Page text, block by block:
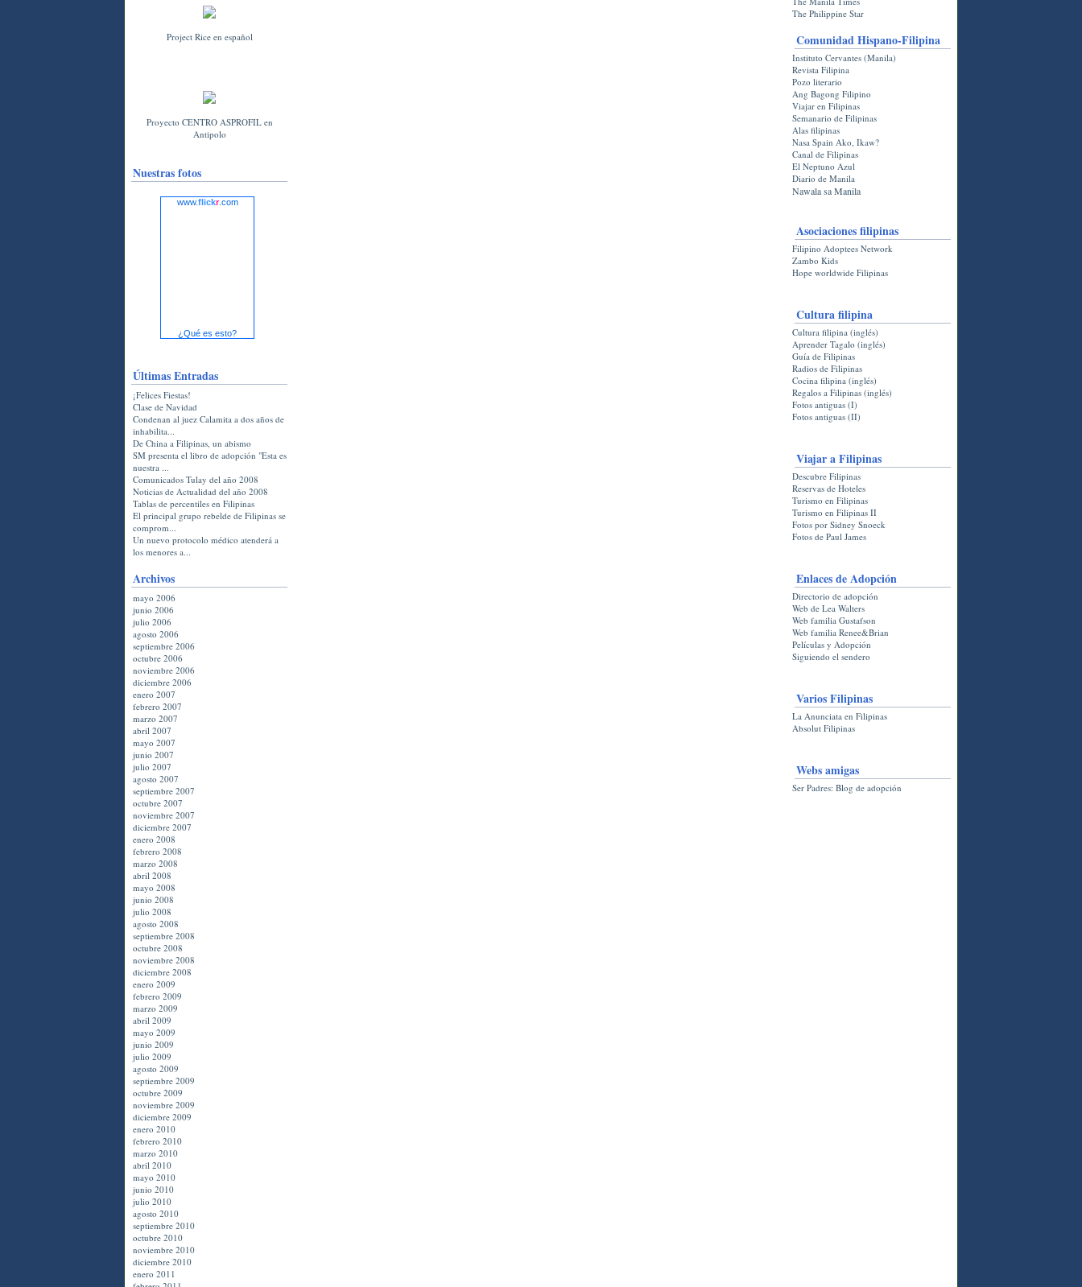
Project Rice en español
Proyecto CENTRO ASPROFIL en
Antipolo
Nuestras fotos
www.flickr.com
¿Qué es esto?
Últimas Entradas
¡Felices Fiestas!
Clase de Navidad
Condenan al juez Calamita a dos años de
inhabilita...
De China a Filipinas, un abismo
SM presenta el libro de adopción "Esta es
nuestra ...
Comunicados Tulay del año 2008
Noticias de Actualidad del año 2008
Tablas de percentiles en Filipinas
El principal grupo rebelde de Filipinas se
comprom...
Un nuevo protocolo médico atenderá a
los menores a...
Archivos
mayo 2006
junio 2006
julio 2006
agosto 2006
septiembre 2006
octubre 2006
noviembre 2006
diciembre 2006
enero 2007
febrero 2007
marzo 2007
abril 2007
mayo 2007
junio 2007
julio 2007
agosto 2007
septiembre 2007
octubre 2007
noviembre 2007
diciembre 2007
enero 2008
febrero 2008
marzo 2008
abril 2008
mayo 2008
junio 2008
julio 2008
agosto 2008
septiembre 2008
octubre 2008
noviembre 2008
diciembre 2008
enero 2009
febrero 2009
marzo 2009
abril 2009
mayo 2009
junio 2009
julio 2009
agosto 2009
septiembre 2009
octubre 2009
noviembre 2009
diciembre 2009
enero 2010
febrero 2010
marzo 2010
abril 2010
mayo 2010
junio 2010
julio 2010
agosto 2010
septiembre 2010
octubre 2010
noviembre 2010
diciembre 2010
enero 2011
The Philippine Star
Comunidad Hispano-Filipina
Instituto Cervantes (Manila)
Revista Filipina
Pozo literario
Ang Bagong Filipino
Viajar en Filipinas
Semanario de Filipinas
Alas filipinas
Nasa Spain Ako, Ikaw?
Canal de Filipinas
El Neptuno Azul
Diario de Manila
Nawala sa Manila
Asociaciones filipinas
Filipino Adoptees Network
Zambo Kids
Hope worldwide Filipinas
Cultura filipina
Cultura filipina (inglés)
Aprender Tagalo (inglés)
Guía de Filipinas
Radios de Filipinas
Cocina filipina (inglés)
Regalos a Filipinas (inglés)
Fotos antiguas (I)
Fotos antiguas (II)
Viajar a Filipinas
Descubre Filipinas
Reservas de Hoteles
Turismo en Filipinas
Turismo en Filipinas II
Fotos por Sidney Snoeck
Fotos de Paul James
Enlaces de Adopción
Directorio de adopción
Web de Lea Walters
Web familia Gustafson
Web familia Renee&Brian
Películas y Adopción
Siguiendo el sendero
Varios Filipinas
La Anunciata en Filipinas
Absolut Filipinas
Webs amigas
Ser Padres: Blog de adopción